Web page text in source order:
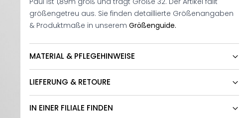
größengetreu aus. Sie finden detaillierte Größenangaben
& Produktmaße in unseremGrößenguide.
MATERIAL & PFLEGEHINWEISE
LIEFERUNG & RETOURE
IN EINER FILIALE FINDEN